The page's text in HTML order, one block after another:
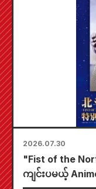
2026.07.30
"Fist of the
ကျင်းပမယ့်